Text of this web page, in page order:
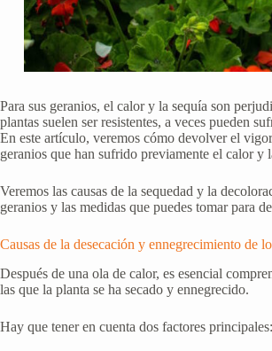
Para sus geranios, el calor y la sequía son
plantas suelen ser resistentes, a veces pueden
En este artículo, veremos cómo devolver el
geranios que han sufrido previamente el calor y
Veremos las causas de la sequedad y la
geranios y las medidas que puedes tomar para
Causas de la desecación y ennegrecimiento de
Después de una ola de calor, es esencial
las que la planta se ha secado y ennegrecido.
Hay que tener en cuenta dos factores principales: